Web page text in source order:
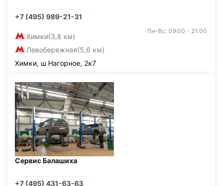
+7 (495) 989-21-31
Химки(3,8 км)
Левобережная(5,6 км)
Пн-Вс: 09:00 - 21:00
Химки, ш Нагорное, 2к7
Сервис Балашиха
+7 (495) 431-63-63